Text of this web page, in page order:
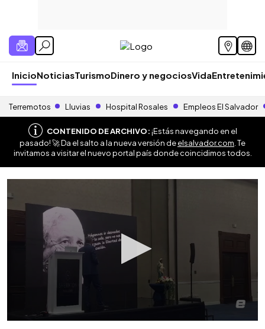
InicioNoticiasTurismoDinero y negociosVida
Terremotos Lluvias Hospital Rosales Empleos El Salvador
CONTENIDO DE ARCHIVO:¡Estás navegando en el
pasado! 🚀 Da el salto a la nueva versión deelsalvador.com . Te
invitamos a visitar el nuevo portal país donde coincidimos todos.